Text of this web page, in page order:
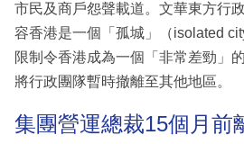
市民及商戶怨聲載道。文華東方行
容香港是一個「孤城」（isolated
限制令香港成為一個「非常差勁」
將行政團隊暫時撤離至其他地區。
集團營運總裁15個月前